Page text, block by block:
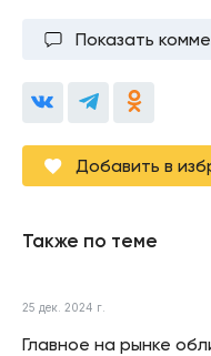
Показать
Добавить в
Также по теме
25 дек. 2024 г.
Главное на рынке